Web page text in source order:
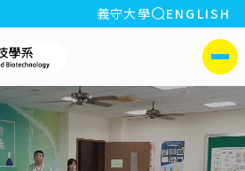
:::
義守大學 全站搜索
ENGLISH
義守大學醫學科學與生物
側選單